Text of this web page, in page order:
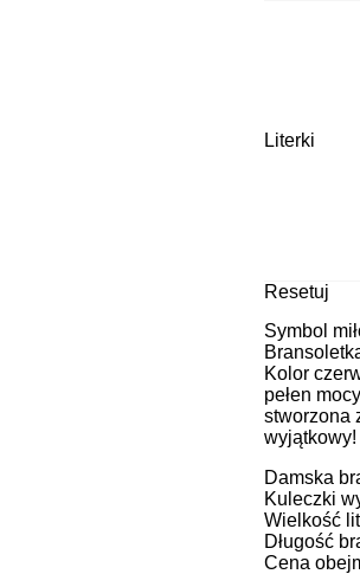
Literki
Resetuj
Symbol
Kolor
pełen
stworzona
wyjątkowy!
Damska
Kuleczki
Wielkość
Długość
Cena